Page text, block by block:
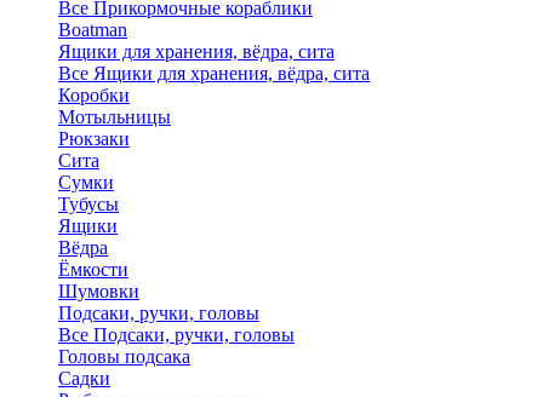
Все Прикормочные кораблики
Boatman
Ящики для хранения, вёдра, сита
Все Ящики для хранения, вёдра, сита
Коробки
Мотыльницы
Рюкзаки
Сита
Сумки
Тубусы
Ящики
Вёдра
Ёмкости
Шумовки
Подсаки, ручки, головы
Все Подсаки, ручки, головы
Головы подсака
Садки